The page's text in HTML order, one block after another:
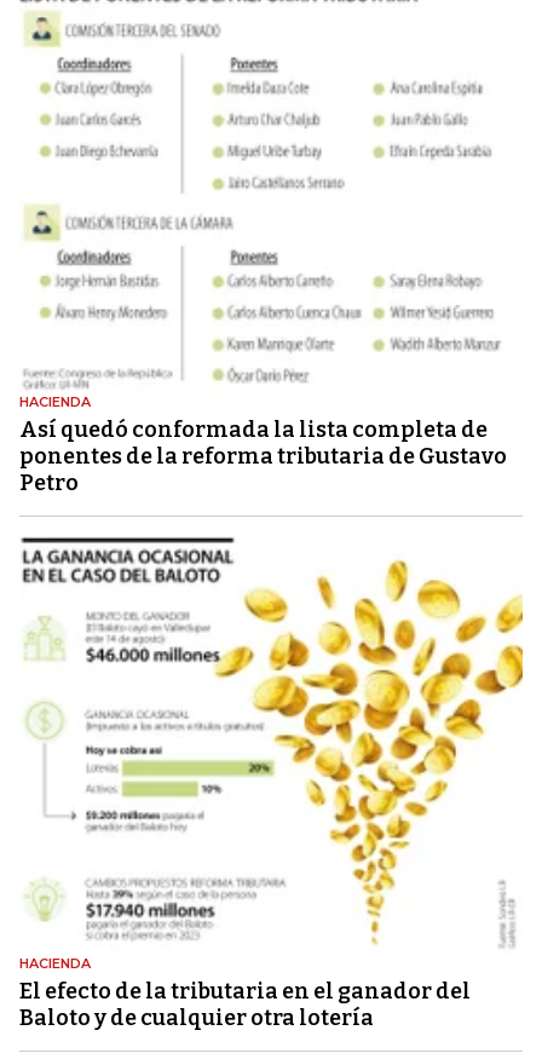
HACIENDA
Así quedó conformada la lista completa de
ponentes de la reforma tributaria de Gustavo
Petro
HACIENDA
El efecto de la tributaria en el ganador del
Baloto y de cualquier otra lotería